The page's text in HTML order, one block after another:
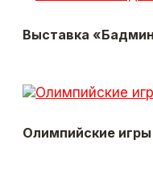
Выставка
Олимпийские